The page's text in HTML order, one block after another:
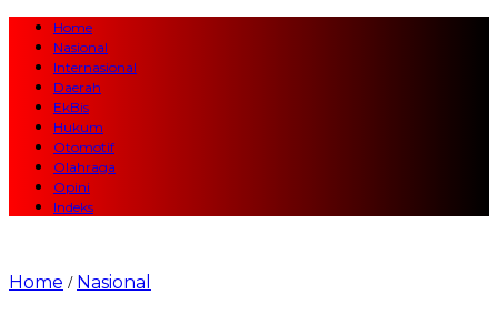
Home
Nasional
Internasional
Daerah
EkBis
Hukum
Otomotif
Olahraga
Opini
Indeks
Home / Nasional